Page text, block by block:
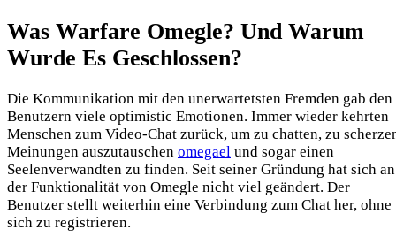
Was Warfare Omegle? Und Warum
Wurde Es Geschlossen?
Die Kommunikation mit den unerwartetsten Fremden gab den
Benutzern viele optimistic Emotionen. Immer wieder kehrten
Menschen zum Video-Chat zurück, um zu chatten, zu
Meinungen auszutauschen omegael und sogar einen
Seelenverwandten zu finden. Seit seiner Gründung hat sich an
der Funktionalität von Omegle nicht viel geändert. Der
Benutzer stellt weiterhin eine Verbindung zum Chat her, ohne
sich zu registrieren.